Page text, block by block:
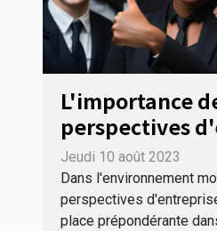
L'importance
perspectives
dans un
multiculturel
Jeudi 10 août 2023
Dans l'environnement
perspectives
place prépondérante